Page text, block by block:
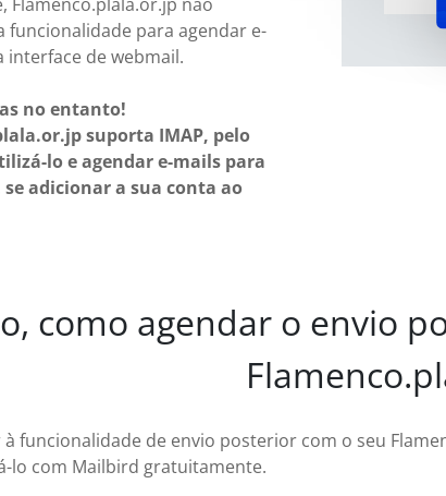
funcionalidade para agendar e-
interface de webmail.
no entanto!
suporta IMAP, pelo
lo e agendar e-mails para
adicionar a sua conta ao
como agendar o envio
à funcionalidade de envio posterior com o seu
lo com Mailbird gratuitamente.